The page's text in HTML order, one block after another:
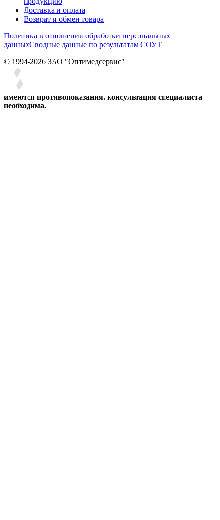
Доставка и оплата
Возврат и обмен товара
Политика в отношении обработки персональных
данныхСводные данные по результатам СОУТ
© 1994-2026 ЗАО ″Оптимедсервис″
имеются противопоказания. консультация специалиста
необходима.